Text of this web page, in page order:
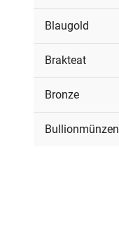
Blaugold
Brakteat
Bronze
Bullionmünzen